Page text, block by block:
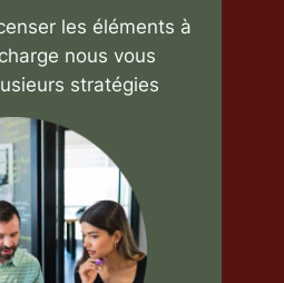
les éléments à
nous vous
stratégies